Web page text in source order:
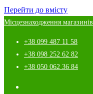
Перейти до вмісту
Місцезнаходження магазинів
+38 099 487 11 58
+38 098 252 62 82
+38 050 062 36 84